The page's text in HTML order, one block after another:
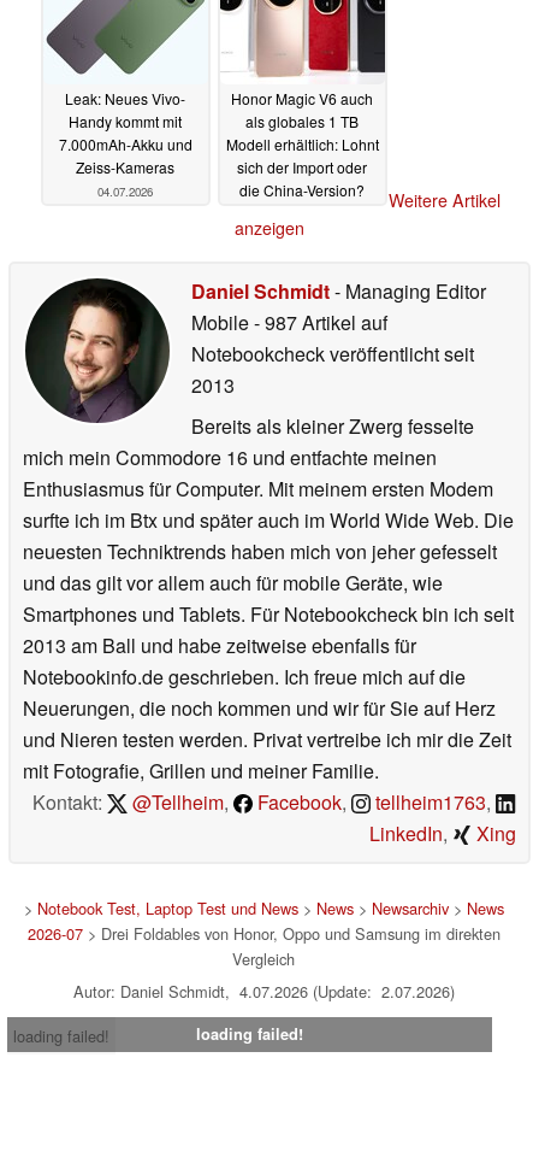
Leak: Neues Vivo-
Handy kommt mit
7.000mAh-Akku und
Zeiss-Kameras
04.07.2026
Honor Magic V6 auch
als globales 1 TB
Modell erhältlich: Lohnt
sich der Import oder
die China-Version?
Weitere Artikel
anzeigen
Daniel Schmidt- Managing Editor
Mobile- 987 Artikel auf
Notebookcheck veröffentlichtseit
2013
Bereits als kleiner Zwerg fesselte
mich mein Commodore 16 und entfachte meinen
Enthusiasmus für Computer. Mit meinem ersten Modem
surfte ich im Btx und später auch im World Wide Web. Die
neuesten Techniktrends haben mich von jeher gefesselt
und das gilt vor allem auch für mobile Geräte, wie
Smartphones und Tablets. Für Notebookcheck bin ich seit
2013 am Ball und habe zeitweise ebenfalls für
Notebookinfo.de geschrieben. Ich freue mich auf die
Neuerungen, die noch kommen und wir für Sie auf Herz
und Nieren testen werden. Privat vertreibe ich mir die Zeit
mit Fotografie, Grillen und meiner Familie.
Kontakt:
@Tellheim, Facebook, tellheim1763,
LinkedIn, Xing
> Notebook Test, Laptop Test und News> News> Newsarchiv> News
2026-07> Drei Foldables von Honor, Oppo und Samsung im direkten
Vergleich
Autor: Daniel Schmidt, 4.07.2026 (Update: 2.07.2026)
loading failed!
loading failed!